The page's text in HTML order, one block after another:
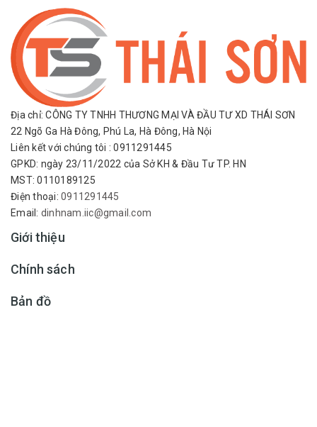
Địa chỉ:CÔNG TY TNHH THƯƠNG MẠI VÀ ĐẦU TƯ XD THÁI SƠN
22 Ngõ Ga Hà Đông, Phú La, Hà Đông, Hà Nội
Liên kết với chúng tôi : 0911291445
GPKD: ngày 23/11/2022 của Sở KH & Đầu Tư TP. HN
MST: 0110189125
Điện thoại: 0911291445
Email: dinhnam.iic@gmail.com
Giới thiệu
Chính sách
Bản đồ